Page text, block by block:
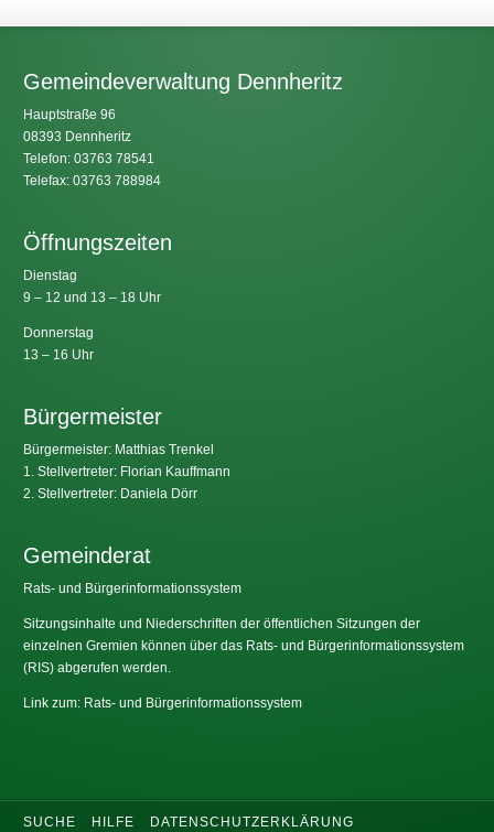
Gemeindeverwaltung Dennheritz
Hauptstraße 96
08393 Dennheritz
Telefon: 03763 78541
Telefax: 03763 788984
Öffnungszeiten
Dienstag
9 – 12 und 13 – 18 Uhr
Donnerstag
13 – 16 Uhr
Bürgermeister
Bürgermeister: Matthias Trenkel
1. Stellvertreter: Florian Kauffmann
2. Stellvertreter: Daniela Dörr
Gemeinderat
Rats- und Bürgerinformationssystem
Sitzungsinhalte und Niederschriften der öffentlichen Sitzungen der
einzelnen Gremien können über das Rats- und Bürgerinformationssystem
(RIS) abgerufen werden.
Link zum: Rats- und Bürgerinformationssystem
SUCHE HILFE DATENSCHUTZERKLÄRUNG